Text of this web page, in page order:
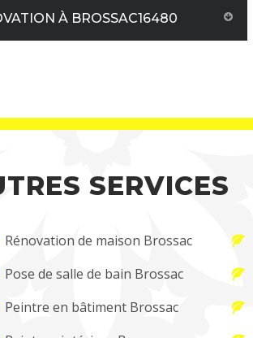
À BROSSAC16480
SERVICES
Rénovation de maison Brossac
Pose de salle de bain Brossac
Peintre en bâtiment Brossac